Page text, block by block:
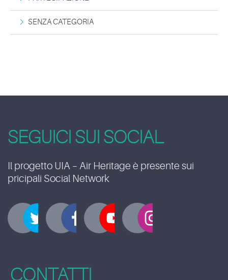
SENZA CATEGORIA
SEGUICI SUI SOCIAL
Il progetto UIA – Air Heritage è presente sui
pricipali Social Network
CONTATTI